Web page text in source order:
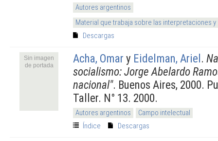
Autores argentinos
Material que trabaja sobre las interpretaciones
Descargas
Sin imagen
de portada
Acha, Omar y Eidelman, Ariel.
socialismo: Jorge Abelardo
nacional". Buenos Aires, 2000.
Taller. N° 13. 2000.
Autores argentinos
Campo intelectual
Índice
Descargas